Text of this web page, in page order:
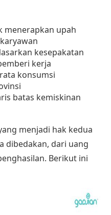
menerapkan upah
kesepakatan
kerja
konsumsi
batas kemiskinan
menjadi hak kedua
dibedakan, dari uang
Berikut ini